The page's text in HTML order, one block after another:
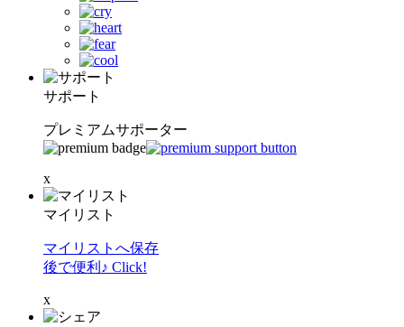
サポート
プレミアムサポーター
x
マイリスト
マイリストへ保存
後で便利♪ Click!
x